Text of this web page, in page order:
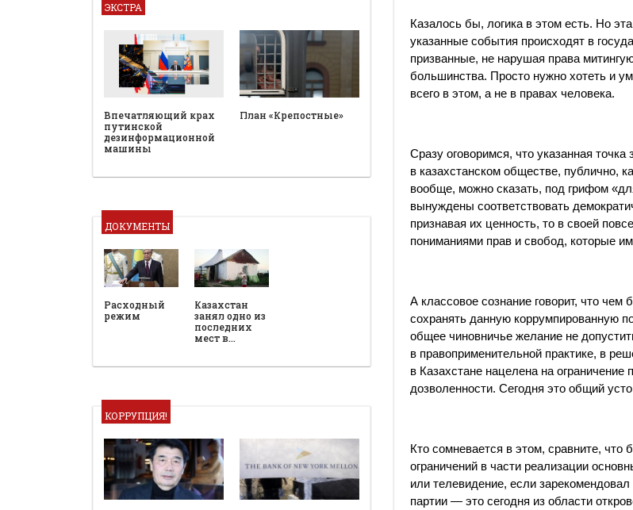
ЭКСТРА
Впечатляющий крах
путинской
дезинформационной
машины
План «Крепостные»
ДОКУМЕНТЫ
Расходный
режим
Казахстан
занял одно из
последних
мест в…
КОРРУПЦИЯ!
Казалось бы, логика в этом есть. Но
указанные события происходят в
призванные, не нарушая права
большинства. Просто нужно хотеть и
всего в этом, а не в правах человека.
Сразу оговоримся, что указанная
в казахстанском обществе, публично,
вообще, можно сказать, под грифом
вынуждены соответствовать
признавая их ценность, то в своей
пониманиями прав и свобод, которые
А классовое сознание говорит, что
сохранять данную коррумпированную
общее чиновничье желание не
в правоприменительной практике, в
в Казахстане нацелена на
дозволенности. Сегодня это общий
Кто сомневается в этом, сравните, что
ограничений в части реализации
или телевидение, если
партии — это сегодня из области